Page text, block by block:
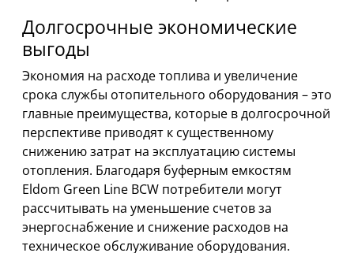
Долгосрочные экономические
выгоды
Экономия на расходе топлива и увеличение
срока службы отопительного оборудования – это
главные преимущества, которые в долгосрочной
перспективе приводят к существенному
снижению затрат на эксплуатацию системы
отопления. Благодаря буферным емкостям
Eldom Green Line BCW потребители могут
рассчитывать на уменьшение счетов за
энергоснабжение и снижение расходов на
техническое обслуживание оборудования.